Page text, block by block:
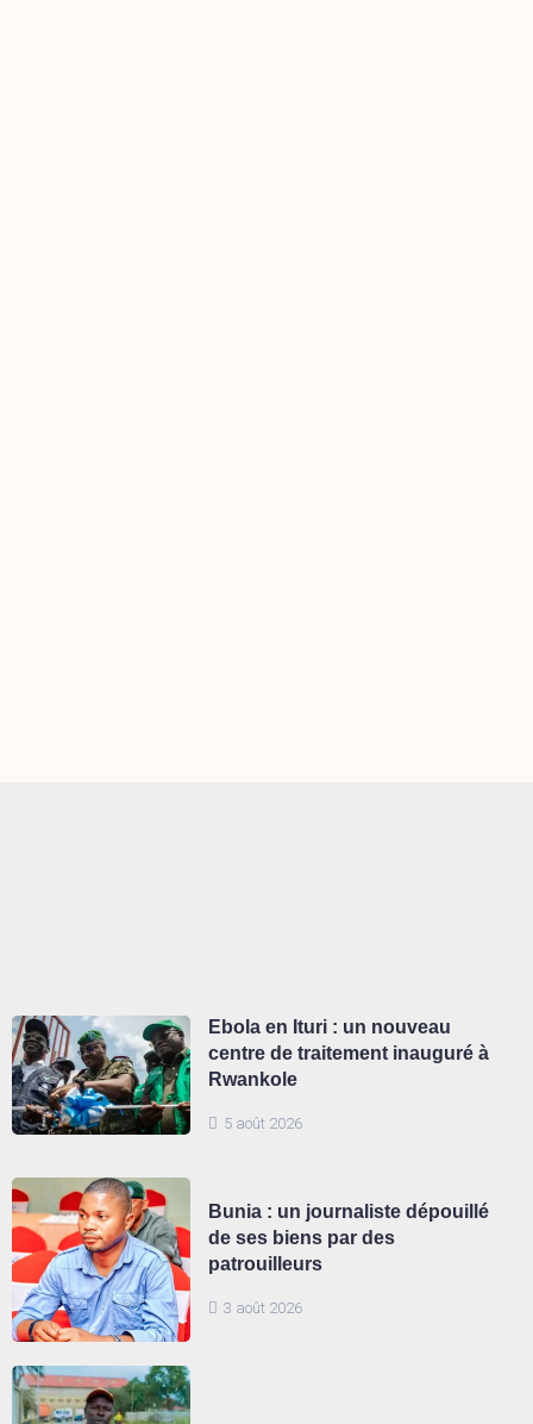
5 août 2026
Ebola en Ituri : un nouveau
centre de traitement inauguré à
Rwankole
3 août 2026
Bunia : un journaliste dépouillé
de ses biens par des
patrouilleurs